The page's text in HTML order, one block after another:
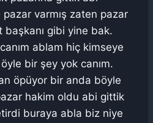
varmış zaten pazar
gibi yine bak.
ablam hiç kimseye
bir şey yok canım.
öpüyor bir anda böyle
hakim oldu abi gittik
buraya abla biz niye